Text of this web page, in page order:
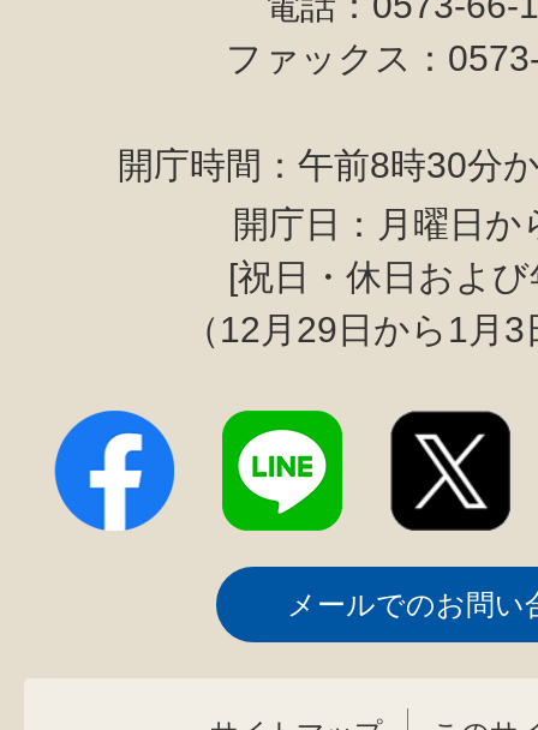
ファックス：
開庁時間：午前8時30分
開庁日：月曜日か
[祝日・休日およ
（12月29日から1月
メールでのお問い